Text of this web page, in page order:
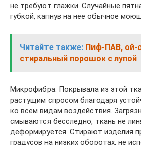
не требуют глажки. Случайные
губкой, капнув на нее обычное
Читайте также: Пиф-ПАВ, ой-
стиральный порошок с лупой
Микрофибра. Покрывала из этой
растущим спросом благодаря
ко всем видам воздействия.
смываются бесследно, ткань не
деформируется. Стирают изделия
градусов на низких оборотах, не